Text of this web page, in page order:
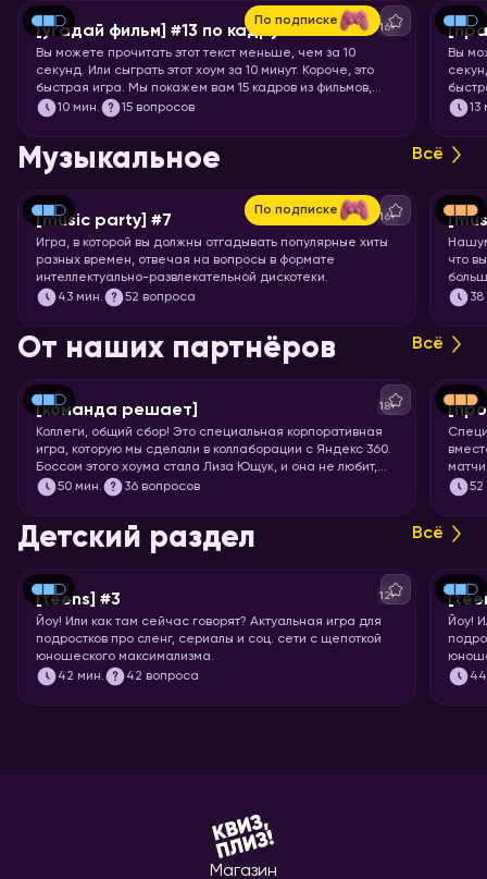
По подписке
[угадай фильм] #13 по кадру 16+
Вы можете прочитать этот текст меньше, чем за 10
секунд. Или сыграть этот хоум за 10 минут. Короче, это
быстрая игра. Мы покажем вам 15 кадров из фильмов,
мультфильмов и аниме, а ваша задача – угадать, откуда
10 мин. 15 вопросов
Вы
13
Музыкальное Всё
По подписке
[music party] #7 16+
Игра, в которой вы должны отгадывать популярные хиты
разных времен, отвечая на вопросы в формате
интеллектуально-развлекательной дискотеки.
43 мин. 52 вопроса
что
38
От наших партнёров Всё
[команда решает] 18+
Коллеги, общий сбор! Это специальная корпоративная
игра, которую мы сделали в коллаборации с Яндекс 360.
Боссом этого хоума стала Лиза Ющук, и она не любит,
когда вы откладываете задачку в долгий ящик. Так что
тимбилдиться. Вас ждёт 5 раундов вопросов на разные
темы, ответить на которые поможет слаженная работа.
Тот случай, когда команда действительно решает!
50 мин. 36 вопросов 52
Детский раздел Всё
[teens] #3 12+
Йоу! Или как там сейчас говорят? Актуальная игра для
подростков про сленг, сериалы и соц. сети с щепоткой
юношеского максимализма.
42 мин. 42 вопроса
Йоу!
44
Магазин